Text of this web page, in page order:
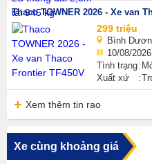
Thaco TOWNER 2026 - Xe van
299 triệu
Bình
10/08/2026
Tình trạng
Xuất xứ
Xem thêm tin rao
Xe cùng khoảng giá